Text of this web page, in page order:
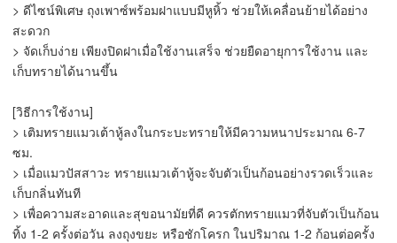
> ดีไซน์พิเศษ ถุงเพาซ์พร้อมฝาแบบมีหูหิ้ว ช่วยให้เคลื่อนย้ายได้อย่าง
สะดวก
> จัดเก็บง่าย เพียงปิดฝาเมื่อใช้งานเสร็จ ช่วยยืดอายุการใช้งาน และ
เก็บทรายได้นานขึ้น
[วิธีการใช้งาน]
> เติมทรายแมวเต้าหู้ลงในกระบะทรายให้มีความหนาประมาณ 6-7
ซม.
> เมื่อแมวปัสสาวะ ทรายแมวเต้าหู้จะจับตัวเป็นก้อนอย่างรวดเร็วและ
เก็บกลิ่นทันที
> เพื่อความสะอาดและสุขอนามัยที่ดี ควรตักทรายแมวที่จับตัวเป็นก้อน
ทิ้ง 1-2 ครั้งต่อวัน ลงถุงขยะ หรือชักโครก ในปริมาณ 1-2 ก้อนต่อครั้ง